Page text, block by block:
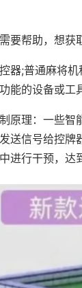
要帮助，想获
器;普通麻将
能的设备或工
原理：一些
送信号给控
进行干预，达